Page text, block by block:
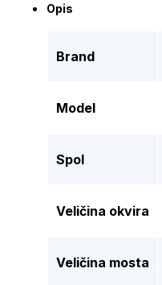
Opis
Brand
Model
Spol
Veličina okvira
Veličina mosta